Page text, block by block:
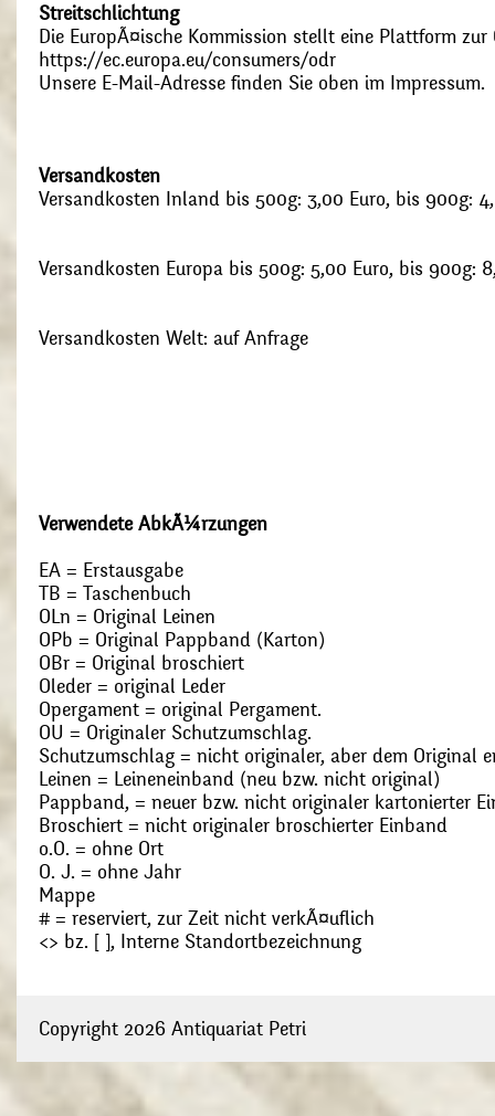
Streitschlichtung
Die EuropÃ¤ische Kommission stellt eine Plattform
https://ec.europa.eu/consumers/odr
Unsere E-Mail-Adresse finden Sie oben im Impressum.
Versandkosten
Versandkosten Inland bis 500g: 3,00 Euro, bis 900g:
Versandkosten Europa bis 500g: 5,00 Euro, bis 900g:
Versandkosten Welt: auf Anfrage
Verwendete AbkÃ¼rzungen
EA = Erstausgabe
TB = Taschenbuch
OLn = Original Leinen
OPb = Original Pappband (Karton)
OBr = Original broschiert
Oleder = original Leder
Opergament = original Pergament.
OU = Originaler Schutzumschlag.
Schutzumschlag = nicht originaler, aber dem Original
Leinen = Leineneinband (neu bzw. nicht original)
Pappband, = neuer bzw. nicht originaler kartonierter
Broschiert = nicht originaler broschierter Einband
o.O. = ohne Ort
O. J. = ohne Jahr
Mappe
# = reserviert, zur Zeit nicht verkÃ¤uflich
<> bz. [ ], Interne Standortbezeichnung
Copyright 2026 Antiquariat Petri